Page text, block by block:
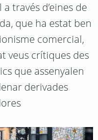
través d’eines de
que ha estat ben
comercial,
veus crítiques des
que assenyalen
derivades